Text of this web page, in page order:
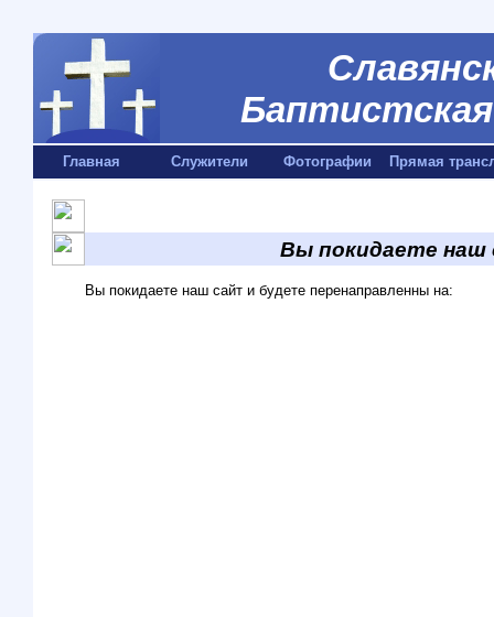
Главная Служители Фотографии Прямая
Вы покидаете наш
Вы покидаете наш сайт и будете перенаправленны на: